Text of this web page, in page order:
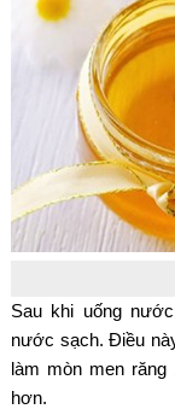
Sau khi uống
nước sạch. Điều
làm mòn men
hơn.